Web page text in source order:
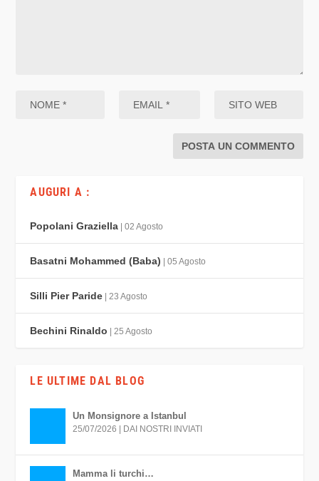
AUGURI A :
Popolani Graziella | 02 Agosto
Basatni Mohammed (Baba) | 05 Agosto
Silli Pier Paride | 23 Agosto
Bechini Rinaldo | 25 Agosto
LE ULTIME DAL BLOG
Un Monsignore a Istanbul
25/07/2026 DAI NOSTRI INVIATI
Mamma li turchi…